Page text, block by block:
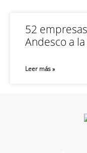
52
Andesco a
Leer más »